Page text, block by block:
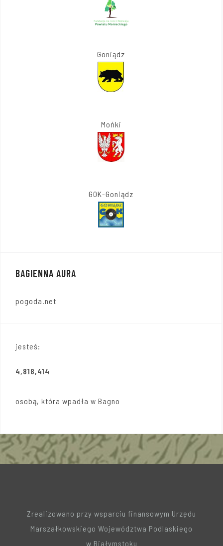
Goniądz
Mońki
GOK-Goniądz
BAGIENNA AURA
pogoda.net
jesteś:
4,818,414
osobą, która wpadła w Bagno
Zrealizowano przy wsparciu finansowym Urzędu
Marszałkowskiego Województwa Podlaskiego
w Białymstoku